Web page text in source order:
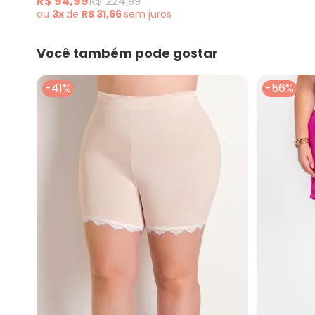
ou 3xde R$ 31,66sem juros
Você também pode gostar
-41% -56%